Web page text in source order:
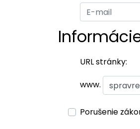
URL stránky:
www.
Porušenie